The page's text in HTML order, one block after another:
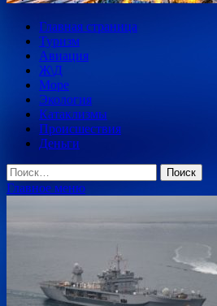
Главная страница
Туризм
Авиация
Ж\Д
Море
Экология
Катаклизмы
Происшествия
Деньги
Найти:
Главное меню